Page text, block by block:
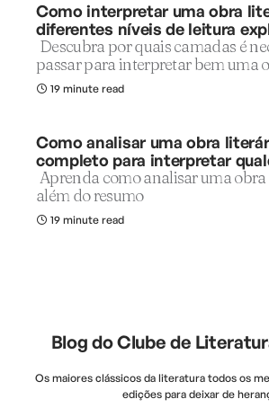
Como interpretar uma obra
diferentes níveis de leitura
Descubra por quais camadas é
passar para interpretar bem uma
19 minute read
Como analisar uma obra
completo para interpretar
Aprenda como analisar uma
além do resumo
19 minute read
Blog do Clube de
Os maiores clássicos da literatura todos os
edições para deixar de